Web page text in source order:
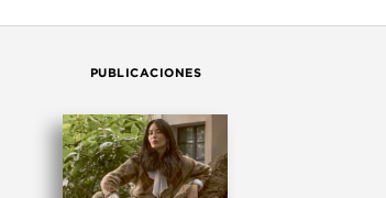
PUBLICACIONES